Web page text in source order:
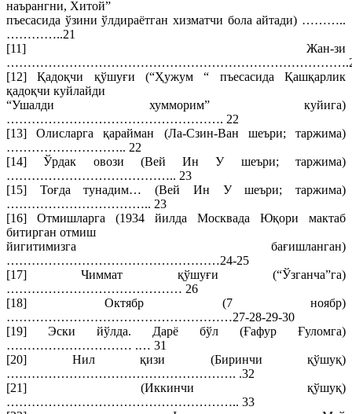
наърангни, Хитой”
пъесасида ўзини ўлдираётган хизматчи бола айтади) ………..
…………..21
[11] Жан-зи
[12] Қадоқчи қўшуғи (“Ҳужум “ пъесасида Қашқарлик
қадоқчи куйлайди
“Ушалди хумморим” куйига)
……………………………………………. 22
[13] Олисларга қарайман (Ла-Сзин-Ван шеъри; таржима)
……………………….. 22
[14] Ўрдак овози (Вей Ин У шеъри; таржима)
………………………………….. 23
[15] Тоғда тунадим… (Вей Ин У шеъри; таржима)
…………………………….. 23
[16] Отмишларга (1934 йилда Москвада Юқори мактаб
битирган отмиш
йигитимизга бағишланган)
……………………………………………24-25
[17] Чиммат қўшуғи (“Ўзганча”га)
…………………………………… 26
[18] Октябр (7 ноябр)
………………………………………………27-28-29-30
[19] Эски йўлда. Дарё бўл (Ғафур Ғуломга)
………………………… .… 31
[20] Нил қизи (Биринчи қўшуқ)
………………………………………………. .32
[21] (Иккинчи қўшуқ)
……………………………………………….. 33